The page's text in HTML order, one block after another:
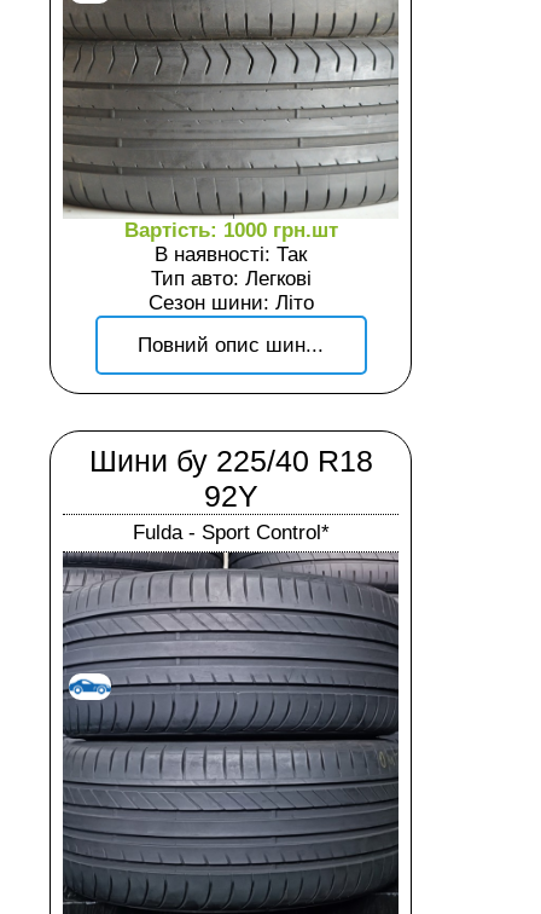
Вартість: 1000 грн.шт
В наявності: Так
Тип авто: Легкові
Сезон шини: Літо
Повний опис шин...
Шини бу 225/40 R18
92Y
Fulda - Sport Control*